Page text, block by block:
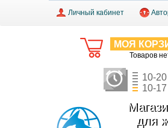
Личный кабинет
МОЯ
Товаров
10-20
10-17
для